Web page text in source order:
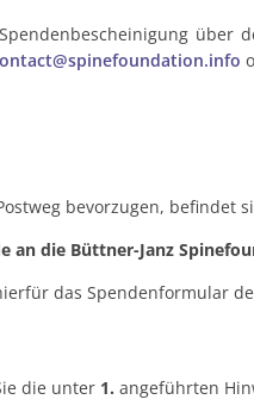
bevorzugen, befindet
an die Büttner-Janz
das Spendenformular
die unter 1. angeführten